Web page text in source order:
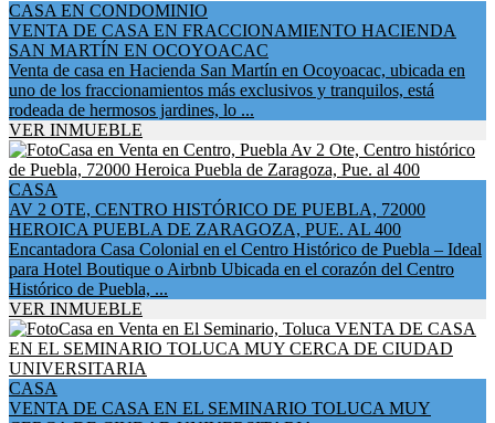
CASA EN CONDOMINIO
VENTA DE CASA EN FRACCIONAMIENTO HACIENDA
SAN MARTÍN EN OCOYOACAC
Venta de casa en Hacienda San Martín en Ocoyoacac, ubicada en
uno de los fraccionamientos más exclusivos y tranquilos, está
rodeada de hermosos jardines, lo ...
VER INMUEBLE
CASA
AV 2 OTE, CENTRO HISTÓRICO DE PUEBLA, 72000
HEROICA PUEBLA DE ZARAGOZA, PUE. AL 400
Encantadora Casa Colonial en el Centro Histórico de Puebla – Ideal
para Hotel Boutique o Airbnb Ubicada en el corazón del Centro
Histórico de Puebla, ...
VER INMUEBLE
CASA
VENTA DE CASA EN EL SEMINARIO TOLUCA MUY